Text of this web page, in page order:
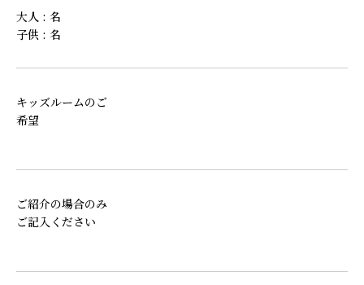
大人 : 名
子供 : 名
キッズルームのご
希望
ご紹介の場合のみ
ご記入ください